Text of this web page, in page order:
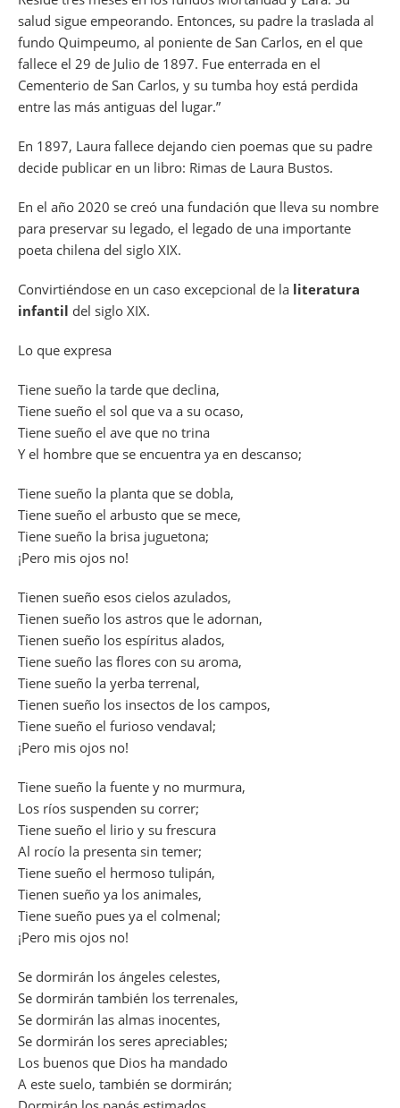
salud sigue empeorando. Entonces, su padre la traslada al
fundo Quimpeumo, al poniente de San Carlos, en el que
fallece el 29 de Julio de 1897. Fue enterrada en el
Cementerio de San Carlos, y su tumba hoy está perdida
entre las más antiguas del lugar.”
En 1897, Laura fallece dejando cien poemas que su padre
decide publicar en un libro: Rimas de Laura Bustos.
En el año 2020 se creó una fundación que lleva su nombre
para preservar su legado, el legado de una importante
poeta chilena del siglo XIX.
Convirtiéndose en un caso excepcional de la literatura
infantil del siglo XIX.
Lo que expresa
Tiene sueño la tarde que declina,
Tiene sueño el sol que va a su ocaso,
Tiene sueño el ave que no trina
Y el hombre que se encuentra ya en descanso;
Tiene sueño la planta que se dobla,
Tiene sueño el arbusto que se mece,
Tiene sueño la brisa juguetona;
¡Pero mis ojos no!
Tienen sueño esos cielos azulados,
Tienen sueño los astros que le adornan,
Tienen sueño los espíritus alados,
Tiene sueño las flores con su aroma,
Tiene sueño la yerba terrenal,
Tienen sueño los insectos de los campos,
Tiene sueño el furioso vendaval;
¡Pero mis ojos no!
Tiene sueño la fuente y no murmura,
Los ríos suspenden su correr;
Tiene sueño el lirio y su frescura
Al rocío la presenta sin temer;
Tiene sueño el hermoso tulipán,
Tienen sueño ya los animales,
Tiene sueño pues ya el colmenal;
¡Pero mis ojos no!
Se dormirán los ángeles celestes,
Se dormirán también los terrenales,
Se dormirán las almas inocentes,
Se dormirán los seres apreciables;
Los buenos que Dios ha mandado
A este suelo, también se dormirán;